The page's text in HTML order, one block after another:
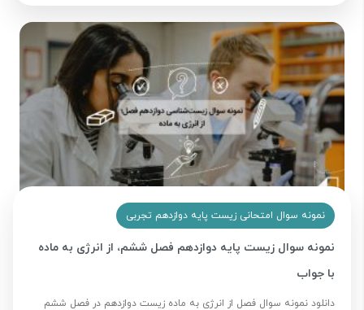
نمونه سوال امتحانی زیست پایه دوازدهم تجربی
نمونه سوال زیست پایه دوازدهم فصل ششم، از انرژی به ماده
با جواب
دانلود نمونه سوال فصل از انرژی به ماده زیست دوازدهم در فصل ششم